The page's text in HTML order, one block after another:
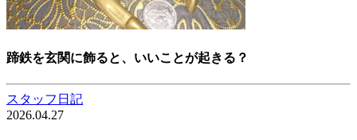
蹄鉄を玄関に飾ると、いいことが起きる？
スタッフ日記
2026.04.27